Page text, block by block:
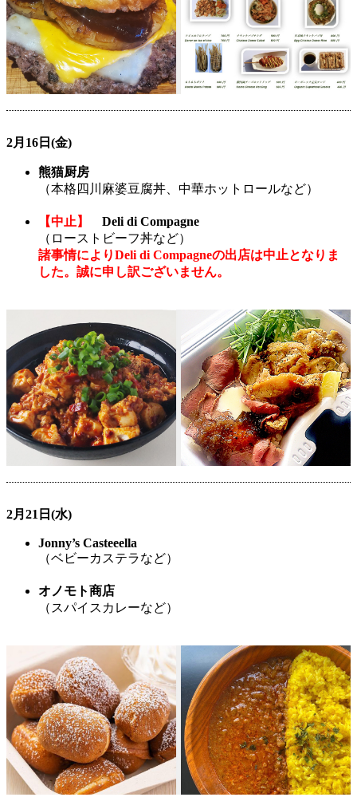
2月16日(金)
熊猫厨房
（本格四川麻婆豆腐丼、中華ホットロールなど）
【中止】
Deli di Compagne
（ローストビーフ丼など）
諸事情によりDeli di Compagneの出店は中止となりま
した。誠に申し訳ございません。
2月21日(水)
Jonny’s Casteeella
（ベビーカステラなど）
オノモト商店
（スパイスカレーなど）